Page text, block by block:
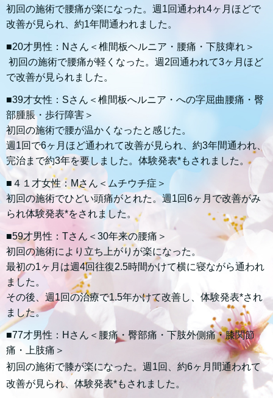
初回の施術で腰痛が楽になった。週1回通われ4ヶ月ほどで
改善が見られ、約1年間通われました。
■20才男性：Nさん＜椎間板ヘルニア・腰痛・下肢痺れ＞
初回の施術で腰痛が軽くなった。週2回通われて3ヶ月ほど
で改善が見られました。
■39才女性：Sさん＜椎間板へルニア・への字屈曲腰痛・臀
部腫脹・歩行障害＞
初回の施術で腰が温かくなったと感じた。
週1回で6ヶ月ほど通われて改善が見られ、約3年間通われ、
完治まで約3年を要しました。体験発表*もされました。
■４１才女性：Mさん＜ムチウチ症＞
初回の施術でひどい頭痛がとれた。週1回6ヶ月で改善がみ
られ体験発表*をされました。
■59才男性：Tさん＜30年来の腰痛＞
初回の施術により立ち上がりが楽になった。
最初の1ヶ月は週4回往復2.5時間かけて横に寝ながら通われ
ました。
その後、週1回の治療で1.5年かけて改善し、体験発表*され
ました。
■77才男性：Hさん＜腰痛・臀部痛・下肢外側痛・膝関節
痛・上肢痛＞
初回の施術で膝が楽になった。週1回、約6ヶ月間通われて
改善が見られ、体験発表*もされました。